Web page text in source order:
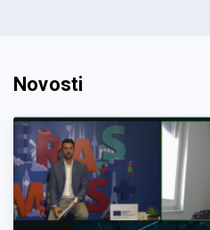
Novosti